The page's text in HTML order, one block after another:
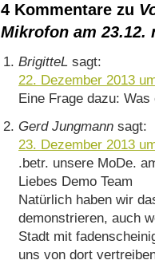
4 Kommentare zu
Mikrofon am 23.12.
BrigitteL sagt:
22. Dezember 2013
Eine Frage dazu:
Gerd Jungmann sagt:
23. Dezember 2013
.betr. unsere MoDe.
Liebes Demo Team
Natürlich haben wir
demonstrieren, auch
Stadt mit
uns von dort